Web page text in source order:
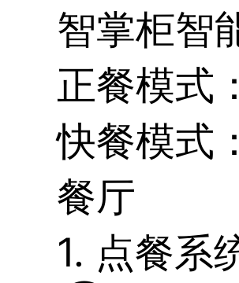
智掌柜智
正餐模式
快餐模式
餐厅
1. 点餐系